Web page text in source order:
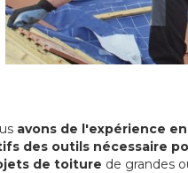
avons de l'expérience
des outils nécessaire
de toiture de grandes